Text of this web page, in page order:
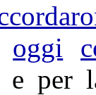
oggi
e per